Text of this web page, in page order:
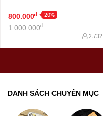
800.000đ -20%
1.000.000đ
2.732
DANH SÁCH CHUYÊN MỤC